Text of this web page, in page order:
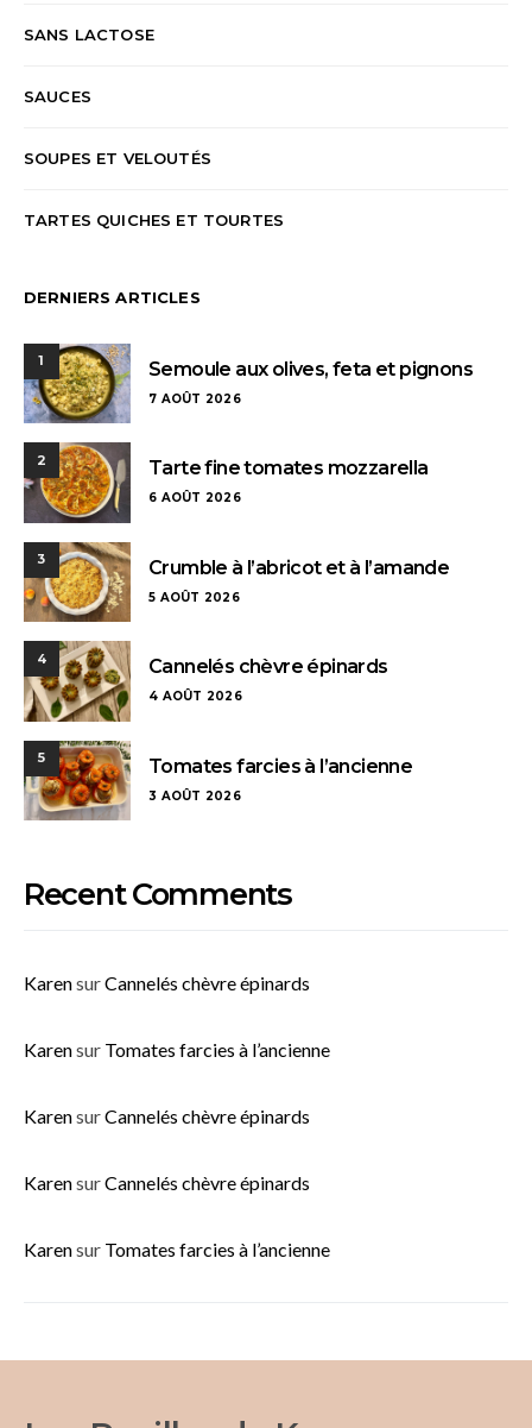
SANS LACTOSE
SAUCES
SOUPES ET VELOUTÉS
TARTES QUICHES ET TOURTES
DERNIERS ARTICLES
1 Semoule aux olives, feta et pignons
7 AOÛT 2026
2 Tarte fine tomates mozzarella
6 AOÛT 2026
3 Crumble à l’abricot et à l’amande
5 AOÛT 2026
4 Cannelés chèvre épinards
4 AOÛT 2026
5 Tomates farcies à l’ancienne
3 AOÛT 2026
Recent Comments
KarensurCannelés chèvre épinards
Karensur Tomates farcies à l’ancienne
KarensurCannelés chèvre épinards
KarensurCannelés chèvre épinards
Karensur Tomates farcies à l’ancienne